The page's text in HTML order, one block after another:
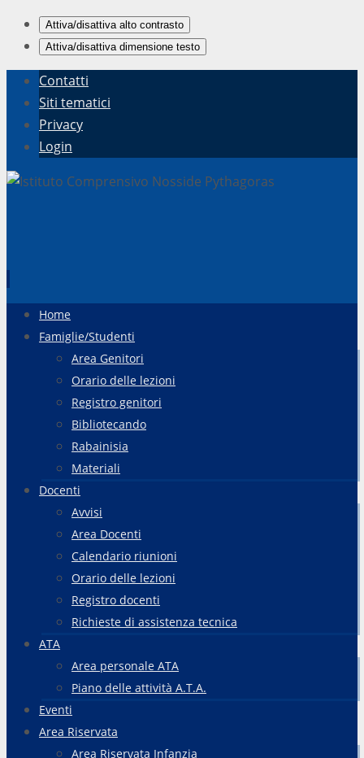
Attiva/disattiva alto contrasto
Attiva/disattiva dimensione testo
Contatti
Siti tematici
Privacy
Login
contenuto
Home
Famiglie/Studenti
Area Genitori
Orario delle lezioni
Registro genitori
Bibliotecando
Rabainisia
Materiali
Docenti
Avvisi
Area Docenti
Calendario riunioni
Orario delle lezioni
Registro docenti
Richieste di assistenza tecnica
ATA
Area personale ATA
Piano delle attività A.T.A.
Eventi
Area Riservata
Area Riservata Infanzia